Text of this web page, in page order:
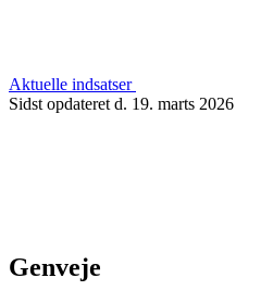
Aktuelle indsatser
Sidst opdateret d. 19. marts 2026
Genveje